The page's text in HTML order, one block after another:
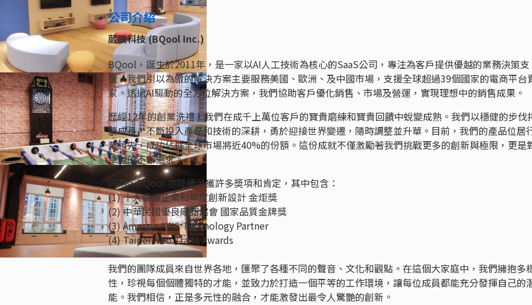
公司介紹
葳騰科技 (BQool Inc.)
BQool，誕生於2011年，是一家以AI人工技術為核心的SaaS公司，專注為客戶提供優越的業務決策支
援。我們引以為傲的解決方案主要服務美國、歐洲、及中國市場，支援全球超過39個國家的電商平台
家。透過AI驅動的全方位解決方案，我們協助客戶優化銷售、市場及營運，實現理想中的銷售成果。
歷經12年的創業洗禮，我們在成千上萬位客戶的寶貴磨練和寶貴回饋中蛻變成熟。我們以穩健的步伐
續成長，不斷投入產品和技術的深耕，勇於迎接世界變遷，隨時調整並升華。目前，我們的產品位居
業領先，成功佔據全球市場將近40%的份額。這份成就不僅激勵著我們挑戰更多的創新與極限，更是
卓越的不懈追求。
同時，BQool 亦陸續榮獲許多奬項和肯定，其中包含：
(1) 十大績優企業和年度創新設計 金炬獎
(2) 中華民國優良廠商協會 國家品質金牌獎
(3) Amazon AWS Technology Partner
(4) Taipei Neo Trade Awards
我們的團隊成員來自世界各地，匯聚了各種不同的聲音、文化和觀點。在這個大家庭中，我們擁抱多
性，珍視每個個體獨特的才能，並致力於打造一個平等的工作環境，讓每位成員都能充分發揮自己的
能。我們相信，正是多元性的融合，才能激發出最令人驚艷的創新。